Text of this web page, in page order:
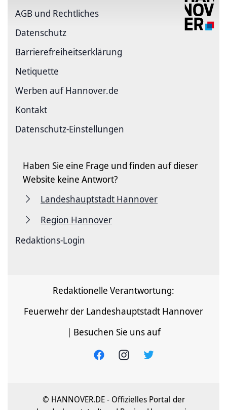
AGB und Rechtliches
Datenschutz
Barriere­freiheits­erklärung
Netiquette
Werben auf Hannover.de
Kontakt
Datenschutz-Einstellungen
Haben Sie eine Frage und finden auf dieser
Website keine Antwort?
Landeshauptstadt Hannover
Region Hannover
Redaktions-Login
Redaktionelle Verantwortung:
Feuerwehr der Landeshauptstadt Hannover
| Besuchen Sie uns auf
© HANNOVER.DE - Offizielles Portal der